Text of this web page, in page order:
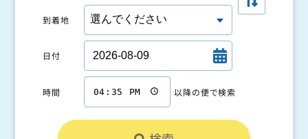
到着地
日付
時間 以降の便で検索